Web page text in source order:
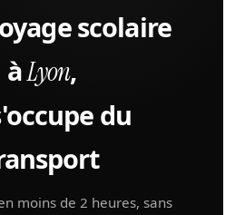
scolaire
àLyon,
du
moins de 2 heures, sans